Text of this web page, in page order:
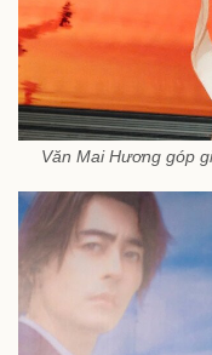
Văn Mai Hương góp